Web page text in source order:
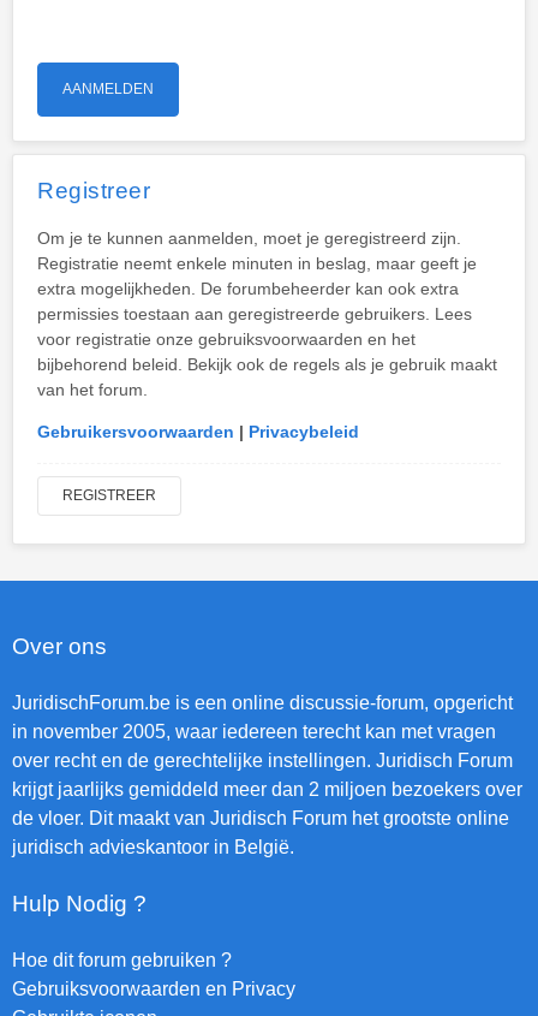
Registreer
Om je te kunnen aanmelden, moet je geregistreerd zijn.
Registratie neemt enkele minuten in beslag, maar geeft je
extra mogelijkheden. De forumbeheerder kan ook extra
permissies toestaan aan geregistreerde gebruikers. Lees
voor registratie onze gebruiksvoorwaarden en het
bijbehorend beleid. Bekijk ook de regels als je gebruik maakt
van het forum.
Gebruikersvoorwaarden | Privacybeleid
REGISTREER
Over ons
JuridischForum.be is een online discussie-forum, opgericht
in november 2005, waar iedereen terecht kan met vragen
over recht en de gerechtelijke instellingen. Juridisch Forum
krijgt jaarlijks gemiddeld meer dan 2 miljoen bezoekers over
de vloer. Dit maakt van Juridisch Forum het grootste online
juridisch advieskantoor in België.
Hulp Nodig ?
Hoe dit forum gebruiken ?
Gebruiksvoorwaarden en Privacy